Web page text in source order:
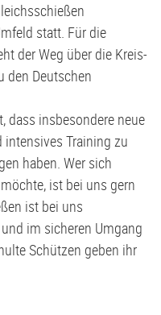
statt. Für die
der Weg über die Kreis-
den Deutschen
dass insbesondere neue
Training zu
haben. Wer sich
ist bei uns gern
ist bei uns
im sicheren Umgang
Schützen geben ihr